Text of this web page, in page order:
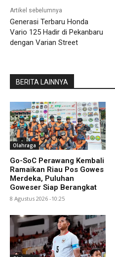
Artikel sebelumnya
Generasi Terbaru Honda
Vario 125 Hadir di Pekanbaru
dengan Varian Street
BERITA LAINNYA
Olahraga
Go-SoC Perawang Kembali
Ramaikan Riau Pos Gowes
Merdeka, Puluhan
Goweser Siap Berangkat
8 Agustus 2026 -10:25